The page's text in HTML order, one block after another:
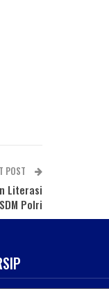
POST
Literasi
Polri